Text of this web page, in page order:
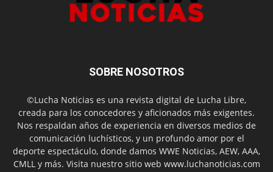
SOBRE NOSOTROS
©Lucha Noticias es una revista digital de Lucha Libre,
creada para los conocedores y aficionados más exigentes.
Nos respaldan años de experiencia en diversos medios de
comunicación luchísticos, y un profundo amor por el
deporte espectáculo, donde damos WWE Noticias, AEW, AAA,
CMLL y más. Visita nuestro sitio web www.luchanoticias.com